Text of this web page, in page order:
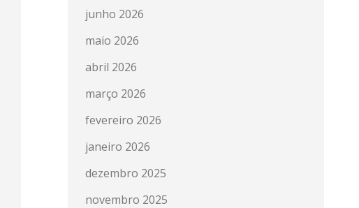
junho 2026
maio 2026
abril 2026
março 2026
fevereiro 2026
janeiro 2026
dezembro 2025
novembro 2025